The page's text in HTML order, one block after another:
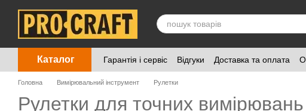
Перейти до основного контенту
Каталог Гарантія і сервіс Відгуки Доставка та оплата
Головна Вимірювальний інструмент Рулетки
Рулетки для точних вимірювань